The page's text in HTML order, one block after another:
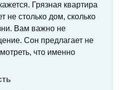
Грязная квартира
не столько дом, сколько
Вам важно не
Сон предлагает не
что именно